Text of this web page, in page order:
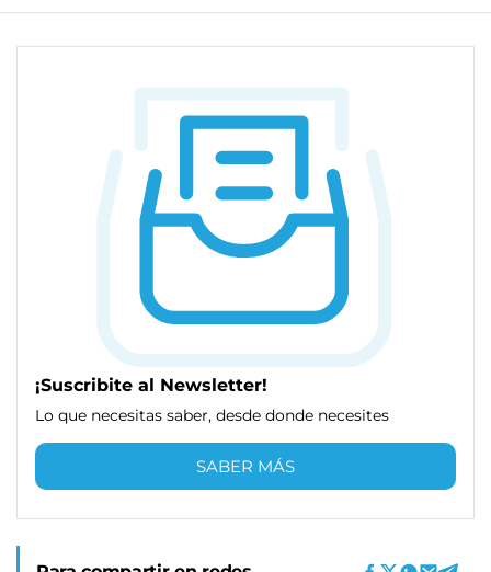
¡Suscribite al Newsletter!
Lo que necesitas saber, desde donde necesites
SABER MÁS